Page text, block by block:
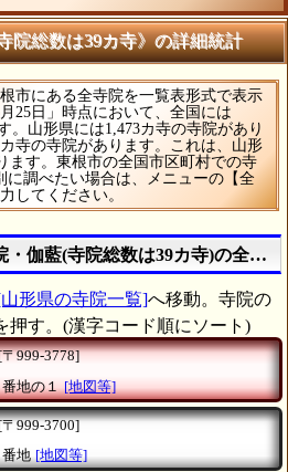
院総数は39カ寺》の詳細統計
市にある全寺院を一覧表形式で表示
25日」時点において、全国には
。山形県には1,473カ寺の寺院があり
寺の寺院があります。これは、山形
ます。東根市の全国市区町村での寺
に調べたい場合は、メニューの【全
してください。
・伽藍(寺院総数は39カ寺)の全リス
形県の寺院一覧]へ移動。寺院の
押す。(漢字コード順にソート)
999-3778]
地の１ [地図等]
999-3700]
地 [地図等]